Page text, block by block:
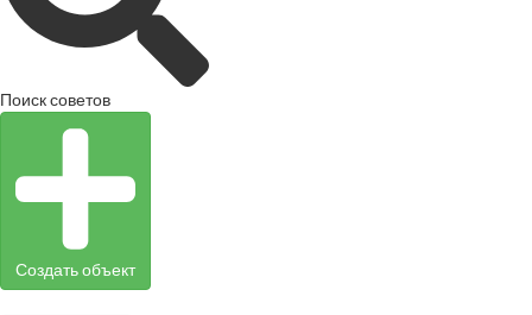
Поиск советов
Создать объект